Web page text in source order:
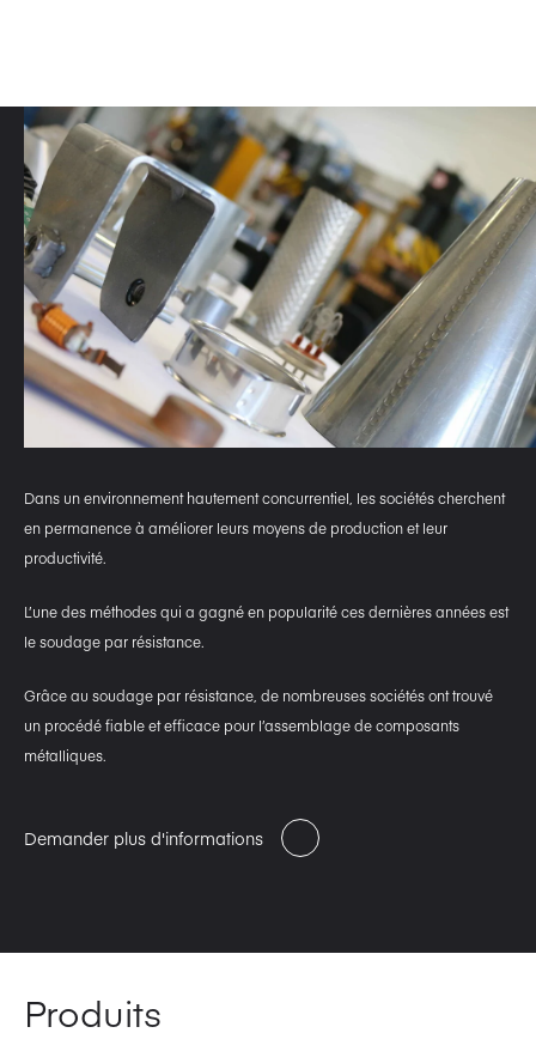
Dans un environnement hautement concurrentiel, les sociétés cherchent
en permanence à améliorer leurs moyens de production et leur
productivité.
L’une des méthodes qui a gagné en popularité ces dernières années est
le soudage par résistance.
Grâce au soudage par résistance, de nombreuses sociétés ont trouvé
un procédé fiable et efficace pour l’assemblage de composants
métalliques.
Demander plus d'informations
Produits